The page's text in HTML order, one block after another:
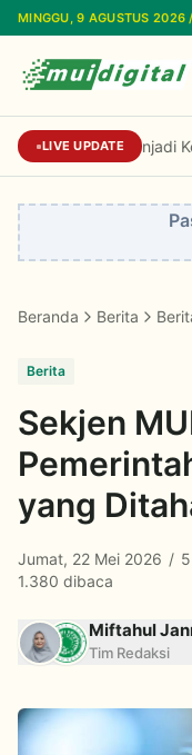
Lewati ke konten
MINGGU, 9 AGUSTUS 2026
LIVE UPDATE
Beranda Berita
Berita
Sekjen
yang
Jumat, 22 Mei 2026 /
1.380 dibaca
Miftahul
Tim Redaksi